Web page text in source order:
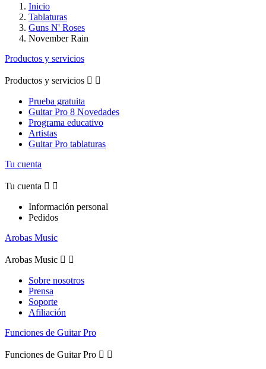
Inicio
Tablaturas
Guns N' Roses
November Rain
Productos y servicios
Productos y servicios  
Prueba gratuita
Guitar Pro 8 Novedades
Programa educativo
Artistas
Guitar Pro tablaturas
Tu cuenta
Tu cuenta  
Información personal
Pedidos
Arobas Music
Arobas Music  
Sobre nosotros
Prensa
Soporte
Afiliación
Funciones de Guitar Pro
Funciones de Guitar Pro  